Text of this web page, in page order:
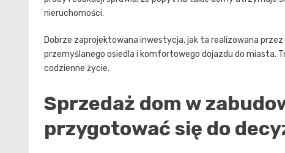
nieruchomości.
Dobrze zaprojektowana inwestycja, jak ta realizowana przez
przemyślanego osiedla i komfortowego dojazdu do miasta.
codzienne życie.
Sprzedaż dom w
przygotować się do